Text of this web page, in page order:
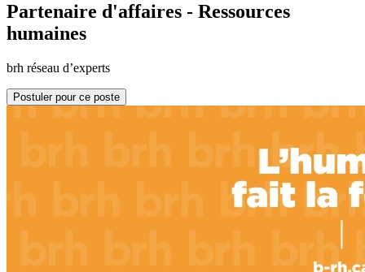
Partenaire d'affaires - Ressources
humaines
brh réseau d’experts
Postuler pour ce poste